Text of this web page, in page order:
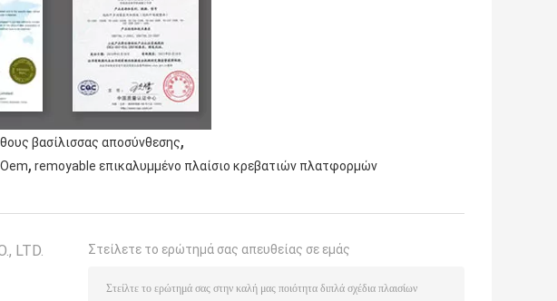
βασίλισσας αποσύνθεσης,
, remoyable επικαλυμμένο πλαίσιο κρεβατιών πλατφορμών
LTD. Στείλετε το ερώτημά σας απευθείας σε εμάς